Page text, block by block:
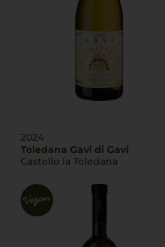
2024
Toledana Gavi di Gavi
Castello la Toledana